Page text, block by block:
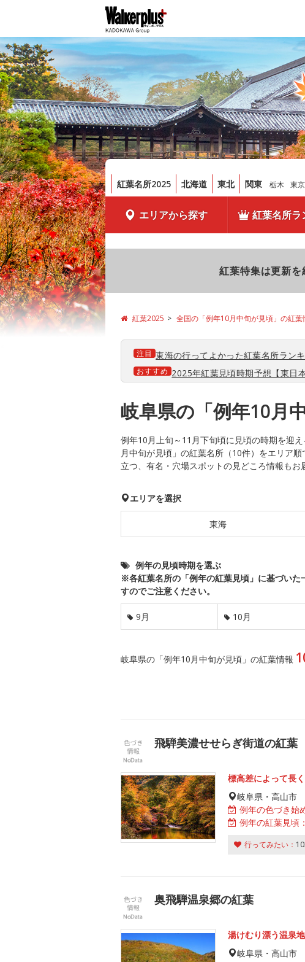
紅葉名所2025 北海道 東北 関東 栃木 東京
エリアから探す 紅葉名所ラ
紅葉特集は更新を
紅葉2025 全国の「例年10月中旬が見頃」の紅葉
注目 東海の行ってよかった紅葉名所ラン
おすすめ 2025年紅葉見頃時期予想【東日
岐阜県の「例年10月
例年10月上旬～11月下旬頃に見頃の時期を迎
月中旬が見頃」の紅葉名所（10件）をエリア
立つ、有名・穴場スポットの見どころ情報もお
エリアを選択
東海
例年の見頃時期を選ぶ
※各紅葉名所の「例年の紅葉見頃」に基づいた
すのでご注意ください。
9月 10月
岐阜県の「例年10月中旬が見頃」の紅葉情報
飛騨美濃せせらぎ街道の紅葉
標高差によって長
岐阜県・高山市
例年の色づき始
例年の紅葉見頃：
行ってみたい：
奥飛騨温泉郷の紅葉
湯けむり漂う温泉
岐阜県・高山市